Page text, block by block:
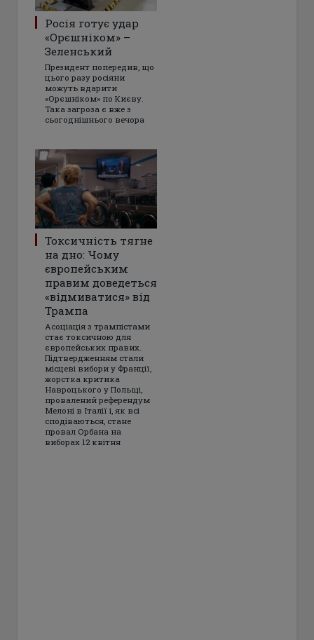
Росія готує удар
«Орєшніком» –
Зеленський
Президент попередив, що
цього разу росіяни
можуть вдарити
«Орєшніком» по Києву.
Така загроза є вже з
сьогоднішнього вечора
Токсичність тягне
на дно: Чому
європейським
правим доведеться
«відмиватися» від
Трампа
Асоціація з трампістами
стає токсичною для
європейських правих.
Підтвердженням стали
місцеві вибори у Франції,
жорстка критика
Навроцького у Польщі,
провалений референдум
Мелоні в Італії і, як всі
сподіваються, стане
провал Орбана на
виборах 12 квітня